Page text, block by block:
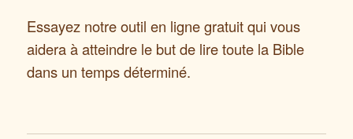
Essayez notre outil en ligne gratuit qui vous
aidera à atteindre le but de lire toute la Bible
dans un temps déterminé.